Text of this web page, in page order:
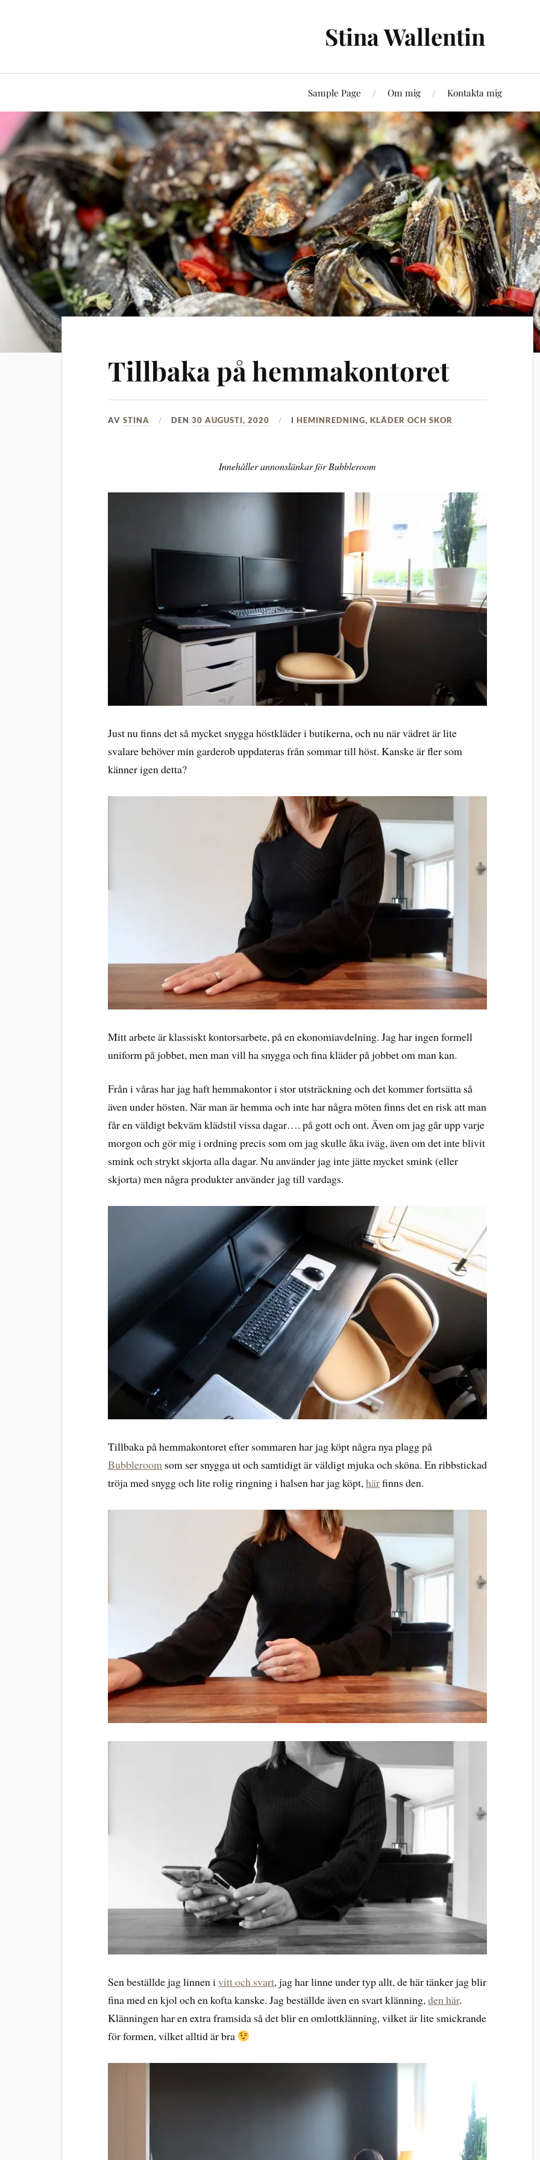
Stina Wallentin
Sample Page Om mig Kontakta mig
Tillbaka på hemmakontoret
AVSTINA DEN30 AUGUSTI, 2020 IHEMINREDNING,KLÄDER OCH SKOR
Innehåller annonslänkar för Bubbleroom
Just nu finns det så mycket snygga höstkläder i butikerna, och nu när vädret är lite
svalare behöver min garderob uppdateras från sommar till höst. Kanske är fler som
känner igen detta?
Mitt arbete är klassiskt kontorsarbete, på en ekonomiavdelning. Jag har ingen formell
uniform på jobbet, men man vill ha snygga och fina kläder på jobbet om man kan.
Från i våras har jag haft hemmakontor i stor utsträckning och det kommer fortsätta så
även under hösten. När man är hemma och inte har några möten finns det en risk att man
får en väldigt bekväm klädstil vissa dagar…. på gott och ont. Även om jag går upp varje
morgon och gör mig i ordning precis som om jag skulle åka iväg, även om det inte blivit
smink och strykt skjorta alla dagar. Nu använder jag inte jätte mycket smink (eller
skjorta) men några produkter använder jag till vardags.
Tillbaka på hemmakontoret efter sommaren har jag köpt några nya plagg på
Bubbleroom som ser snygga ut och samtidigt är väldigt mjuka och sköna. En ribbstickad
tröja med snygg och lite rolig ringning i halsen har jag köpt,härfinns den.
Sen beställde jag linnen ivitt och svart, jag har linne under typ allt, de här tänker jag blir
fina med en kjol och en kofta kanske. Jag beställde även en svart klänning,den här.
Klänningen har en extra framsida så det blir en omlottklänning, vilket är lite smickrande
för formen, vilket alltid är bra